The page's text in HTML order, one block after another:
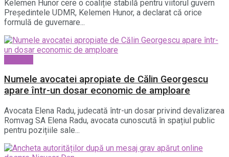
Kelemen Hunor cere o coaliție stabilă pentru viitorul guvern
Președintele UDMR, Kelemen Hunor, a declarat că orice
formulă de guvernare...
Numele avocatei apropiate de Călin Georgescu
apare într-un dosar economic de amploare
Avocata Elena Radu, judecată într-un dosar privind devalizarea
Romvag SA Elena Radu, avocata cunoscută în spațiul public
pentru pozițiile sale...